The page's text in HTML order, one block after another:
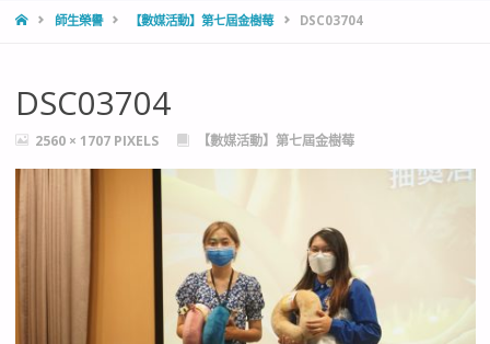
HOME師生榮譽 【數媒活動】第七屆金樹莓 DSC03704
DSC03704
FULL2560 × 1707 PIXELS 【數媒活動】第七屆金樹莓